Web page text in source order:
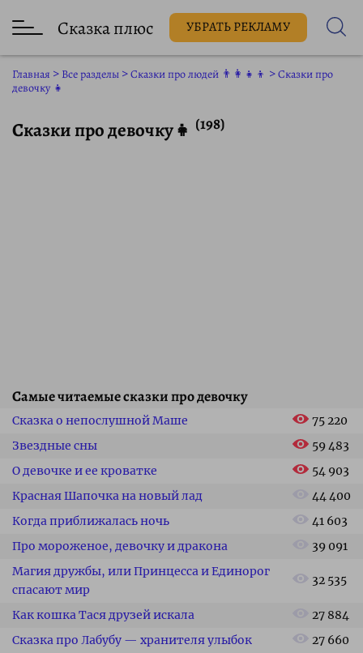
Сказка плюс УБРАТЬ РЕКЛАМУ
Главная > Все разделы >Сказки про людей 👨‍👩‍👧‍👦 >Сказки про
девочку 👧
Сказки про девочку👧 (198)
Самые читаемые сказки про девочку
Сказка о непослушной Маше
75 220
Звездные сны
59 483
О девочке и ее кроватке
54 903
Красная Шапочка на новый лад
44 400
Когда приближалась ночь
41 603
Про мороженое, девочку и дракона
39 091
Магия дружбы, или Принцесса и Единорог
спасают мир
32 535
Как кошка Тася друзей искала
27 884
Сказка про Лабубу — хранителя улыбок
27 660